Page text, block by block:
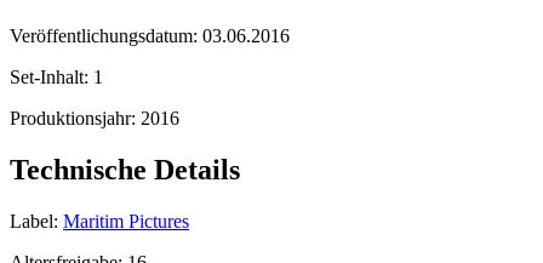
Veröffentlichungsdatum: 03.06.2016
Set-Inhalt: 1
Produktionsjahr: 2016
Technische Details
Label: Maritim Pictures